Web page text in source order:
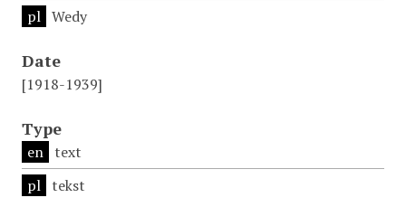
pl Wedy
Date
[1918-1939]
Type
en text
pl tekst